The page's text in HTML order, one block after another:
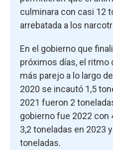
culminara con casi 12
arrebatada a los
En el gobierno que
próximos días, el ritmo
más parejo a lo largo
2020 se incautó 1,5
2021 fueron 2
gobierno fue 2022 con
3,2 toneladas en 2023
toneladas.